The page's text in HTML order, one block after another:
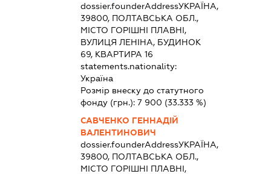
dossier.founderAddressУКРАЇНА,
39800, ПОЛТАВСЬКА ОБЛ.,
МІСТО ГОРІШНІ ПЛАВНІ,
ВУЛИЦЯ ЛЕНІНА, БУДИНОК
69, КВАРТИРА 16
statements.nationality:
Україна
Розмір внеску до статутного
фонду (грн.):7 900 (33.333 %)
САВЧЕНКО ГЕННАДІЙ
ВАЛЕНТИНОВИЧ
dossier.founderAddressУКРАЇНА,
39800, ПОЛТАВСЬКА ОБЛ.,
МІСТО ГОРІШНІ ПЛАВНІ,